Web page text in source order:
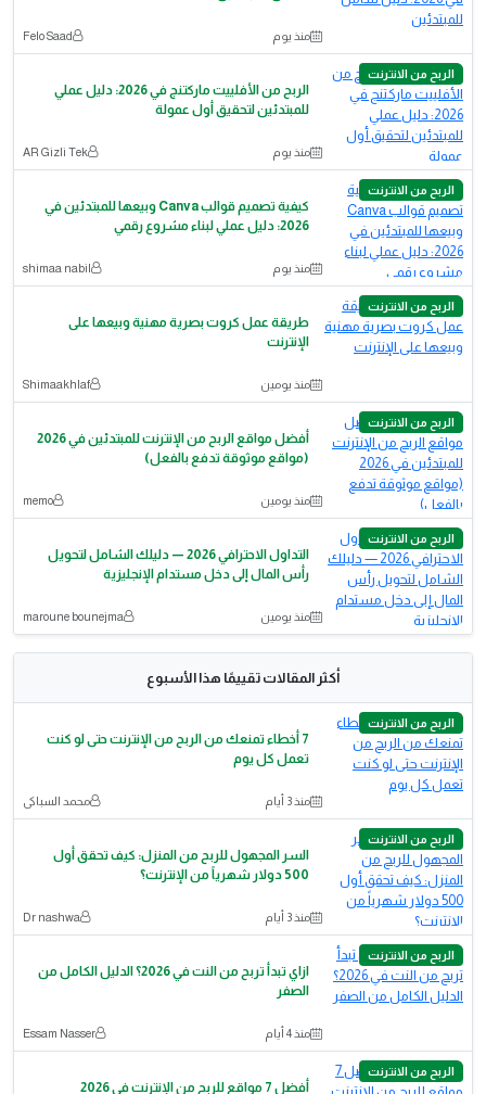
منذ يوم Felo Saad
الربح من الانترنت
الربح من الأفلييت ماركتنج في 2026: دليل عملي
للمبتدئين لتحقيق أول عمولة
منذ يوم AR Gizli Tek
الربح من الانترنت
كيفية تصميم قوالب Canva وبيعها للمبتدئين في
2026: دليل عملي لبناء مشروع رقمي
منذ يوم shimaa nabil
الربح من الانترنت
طريقة عمل كروت بصرية مهنية وبيعها على
الإنترنت
منذ يومين Shimaakhlaf
الربح من الانترنت
أفضل مواقع الربح من الإنترنت للمبتدئين في 2026
(مواقع موثوقة تدفع بالفعل)
منذ يومين memo
الربح من الانترنت
التداول الاحترافي 2026 — دليلك الشامل لتحويل
رأس المال إلى دخل مستدام الإنجليزية
منذ يومين maroune bounejma
أكثر المقالات تقييمًا هذا الأسبوع
الربح من الانترنت
7 أخطاء تمنعك من الربح من الإنترنت حتى لو كنت
تعمل كل يوم
منذ 3 أيام محمد السباكى
الربح من الانترنت
السر المجهول للربح من المنزل: كيف تحقق أول
500 دولار شهرياً من الإنترنت؟
منذ 3 أيام Dr nashwa
الربح من الانترنت
ازاي تبدأ تربح من النت في 2026؟ الدليل الكامل من
الصفر
منذ 4 أيام Essam Nasser
الربح من الانترنت
أفضل 7 مواقع للربح من الإنترنت في 2026